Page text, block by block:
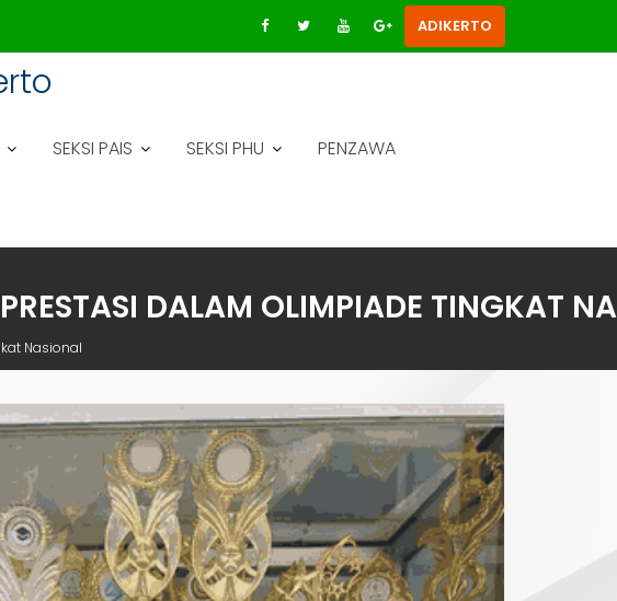
ADIKERTO
SEKSI PAIS SEKSI PHU PENZAWA
DALAM OLIMPIADE TINGKAT
Nasional